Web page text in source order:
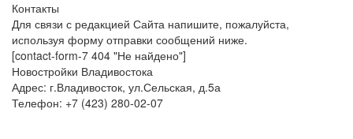
Контакты
Для связи с редакцией Сайта напишите, пожалуйста,
используя форму отправки сообщений ниже.
[contact-form-7 404 "Не найдено"]
Новостройки Владивостока
Адрес: г.Владивосток, ул.Сельская, д.5а
Телефон: +7 (423) 280-02-07